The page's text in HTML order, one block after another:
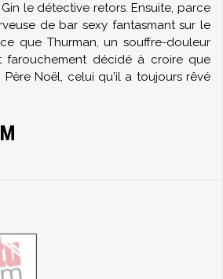
le détective retors. Ensuite, parce
de bar sexy fantasmant sur le
que Thurman, un souffre-douleur
farouchement décidé à croire que
Noël, celui qu'il a toujours rêvé